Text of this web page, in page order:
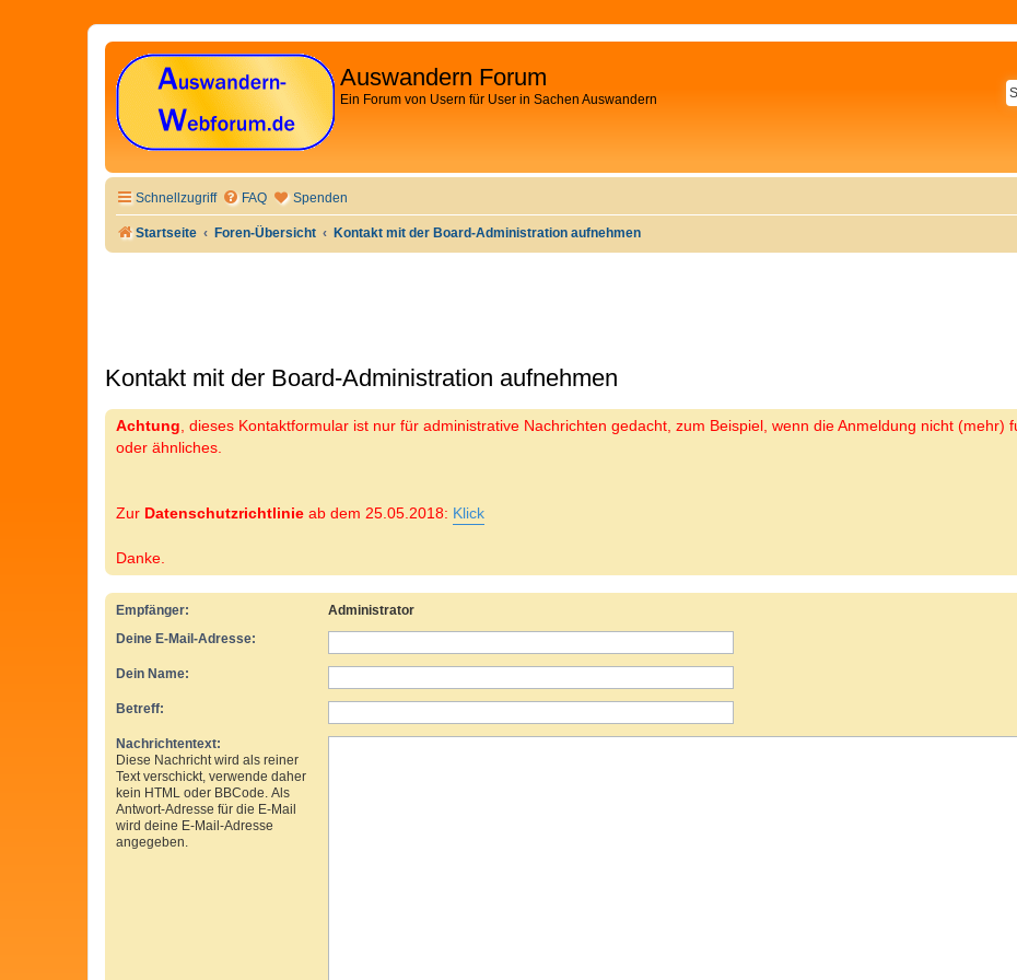
Auswandern Forum
Ein Forum von Usern für User in Sachen Auswandern
Schnellzugriff FAQ Spenden
Startseite Foren-Übersicht Kontakt mit der Board-Administration aufnehmen
Kontakt mit der Board-Administration aufnehmen
Achtung , dieses Kontaktformular ist nur für administrative Nachrichten gedacht, zum Beispiel, wenn die Anmeldung nicht (mehr)
oder ähnliches.
Zur Datenschutzrichtlinie ab dem 25.05.2018: Klick
Danke.
Empfänger:
Administrator
Deine E-Mail-Adresse:
Dein Name:
Betreff:
Nachrichtentext:
Diese Nachricht wird als reiner
Text verschickt, verwende daher
kein HTML oder BBCode. Als
Antwort-Adresse für die E-Mail
wird deine E-Mail-Adresse
angegeben.